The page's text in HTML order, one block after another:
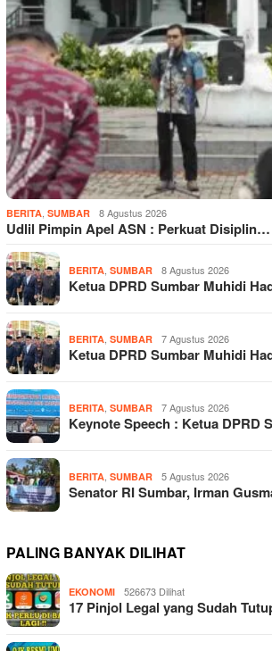
BERITA SUMBAR 8 Agustus 2026
Udlil Pimpin Apel ASN : Perkuat Disiplin…
BERITA SUMBAR 8 Agustus 2026
Ketua DPRD Sumbar Muhidi
BERITA SUMBAR 7 Agustus 2026
Ketua DPRD Sumbar Muhidi
BERITA SUMBAR 7 Agustus 2026
Keynote Speech : Ketua DPRD
BERITA SUMBAR 5 Agustus 2026
Senator RI Sumbar, Irman
PALING BANYAK DILIHAT
EKONOMI 526673 Dilihat
17 Pinjol Legal yang Sudah